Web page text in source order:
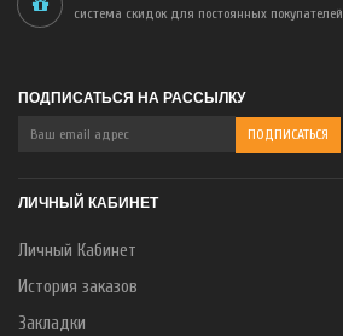
система скидок для постоянных покупателей
ПОДПИСАТЬСЯ НА РАССЫЛКУ
ЛИЧНЫЙ КАБИНЕТ
Личный Кабинет
История заказов
Закладки